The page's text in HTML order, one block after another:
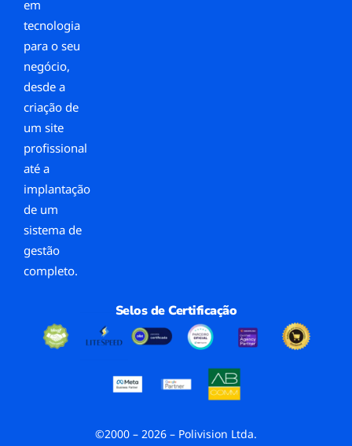
em
tecnologia
para o seu
negócio,
desde a
criação de
um site
profissional
até a
implantação
de um
sistema de
gestão
completo.
Selos de Certificação
©2000 – 2026 – Polivision Ltda.